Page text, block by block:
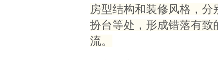
房型结构和装修风格，
扮台等处，形成错落有
流。